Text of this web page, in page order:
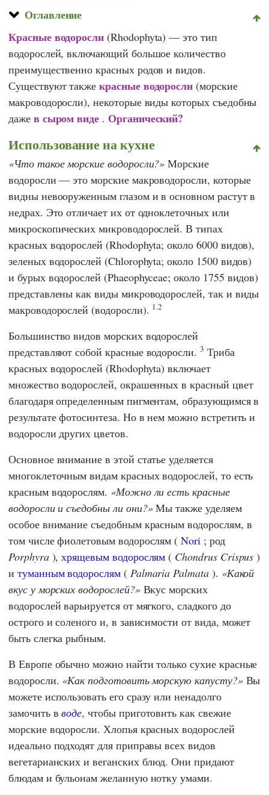
Оглавление
Красные водоросли (Rhodophyta) — это тип
водорослей, включающий большое количество
преимущественно красных родов и видов.
Существуют такжекрасные водоросли (морские
макроводоросли), некоторые виды которых съедобны
даже в сыром виде . Органический?
Использование на кухне
Что такое морские водоросли? Морские
водоросли — это морские макроводоросли, которые
видны невооруженным глазом и в основном растут в
недрах. Это отличает их от одноклеточных или
микроскопических микроводорослей. В типах
красных водорослей (Rhodophyta; около 6000 видов),
зеленых водорослей (Chlorophyta; около 1500 видов)
и бурых водорослей (Phaeophyceae; около 1755 видов)
представлены как виды микроводорослей, так и виды
макроводорослей (водоросли). 1.2
Большинство видов морских водорослей
представляют собой красные водоросли. 3 Триба
красных водорослей (Rhodophyta) включает
множество водорослей, окрашенных в красный цвет
благодаря определенным пигментам, образующимся в
результате фотосинтеза. Но в нем можно встретить и
водоросли других цветов.
Основное внимание в этой статье уделяется
многоклеточным видам красных водорослей, то есть
красным водорослям.
Можно ли есть красные
водоросли и съедобны ли они? Мы также уделяем
особое внимание съедобным красным водорослям, в
том числе фиолетовым водорослям (Nori; род
Porphyra),хрящевым водорослям ( Chondrus Crispus )
и туманным водорослям( Palmaria Palmata).
Какой
вкус у морских водорослей? Вкус морских
водорослей варьируется от мягкого, сладкого до
острого и соленого и, в зависимости от вида, может
быть слегка рыбным.
В Европе обычно можно найти только сухие красные
водоросли.
Как подготовить морскую капусту? Вы
можете использовать его сразу или ненадолго
замочить вводе, чтобы приготовить как свежие
морские водоросли. Хлопья красных водорослей
идеально подходят для приправы всех видов
вегетарианских и веганских блюд. Они придают
блюдам и бульонам желанную нотку умами.